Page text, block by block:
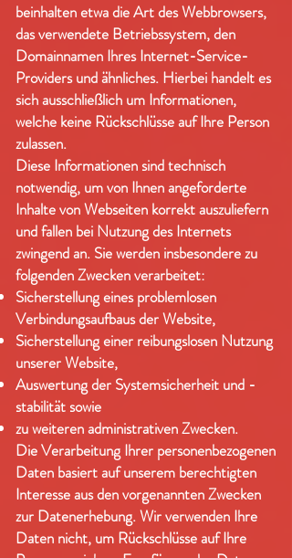
beinhalten etwa die Art des Webbrowsers,
das verwendete Betriebssystem, den
Domainnamen Ihres Internet-Service-
Providers und ähnliches. Hierbei handelt es
sich ausschließlich um Informationen,
welche keine Rückschlüsse auf Ihre Person
zulassen.
Diese Informationen sind technisch
notwendig, um von Ihnen angeforderte
Inhalte von Webseiten korrekt auszuliefern
und fallen bei Nutzung des Internets
zwingend an. Sie werden insbesondere zu
folgenden Zwecken verarbeitet:
Sicherstellung eines problemlosen
Verbindungsaufbaus der Website,
Sicherstellung einer reibungslosen Nutzung
unserer Website,
Auswertung der Systemsicherheit und -
stabilität sowie
zu weiteren administrativen Zwecken.
Die Verarbeitung Ihrer personenbezogenen
Daten basiert auf unserem berechtigten
Interesse aus den vorgenannten Zwecken
zur Datenerhebung. Wir verwenden Ihre
Daten nicht, um Rückschlüsse auf Ihre